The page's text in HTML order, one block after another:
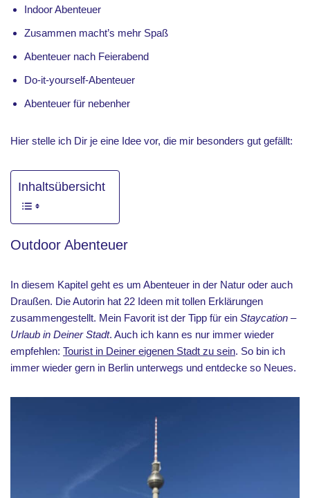
Indoor Abenteuer
Zusammen macht’s mehr Spaß
Abenteuer nach Feierabend
Do-it-yourself-Abenteuer
Abenteuer für nebenher
Hier stelle ich Dir je eine Idee vor, die mir besonders gut gefällt:
Inhaltsübersicht
Outdoor Abenteuer
In diesem Kapitel geht es um Abenteuer in der Natur oder auch
Draußen. Die Autorin hat 22 Ideen mit tollen Erklärungen
zusammengestellt. Mein Favorit ist der Tipp für ein Staycation –
Urlaub in Deiner Stadt. Auch ich kann es nur immer wieder
empfehlen: Tourist in Deiner eigenen Stadt zu sein. So bin ich
immer wieder gern in Berlin unterwegs und entdecke so Neues.